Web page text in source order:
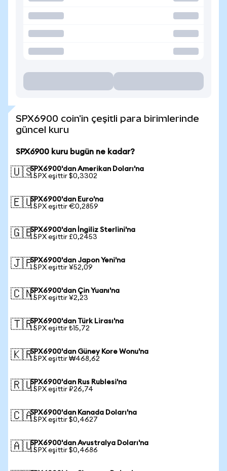
SPX6900 coin'in çeşitli para birimlerinde
güncel kuru
SPX6900 kuru bugün ne kadar?
🇺🇸SPX6900'dan Amerikan Doları'na
1 SPX eşittir $0,3302
🇪🇺SPX6900'dan Euro'na
1 SPX eşittir €0,2859
🇬🇧SPX6900'dan İngiliz Sterlini'na
1 SPX eşittir £0,2453
🇯🇵SPX6900'dan Japon Yeni'na
1 SPX eşittir ¥52,09
🇨🇳SPX6900'dan Çin Yuanı'na
1 SPX eşittir ¥2,23
🇹🇷SPX6900'dan Türk Lirası'na
1 SPX eşittir ₺15,72
🇰🇷SPX6900'dan Güney Kore Wonu'na
1 SPX eşittir ₩468,62
🇷🇺SPX6900'dan Rus Rublesi'na
1 SPX eşittir ₽26,74
🇨🇦SPX6900'dan Kanada Doları'na
1 SPX eşittir $0,4627
🇦🇺SPX6900'dan Avustralya Doları'na
1 SPX eşittir $0,4686